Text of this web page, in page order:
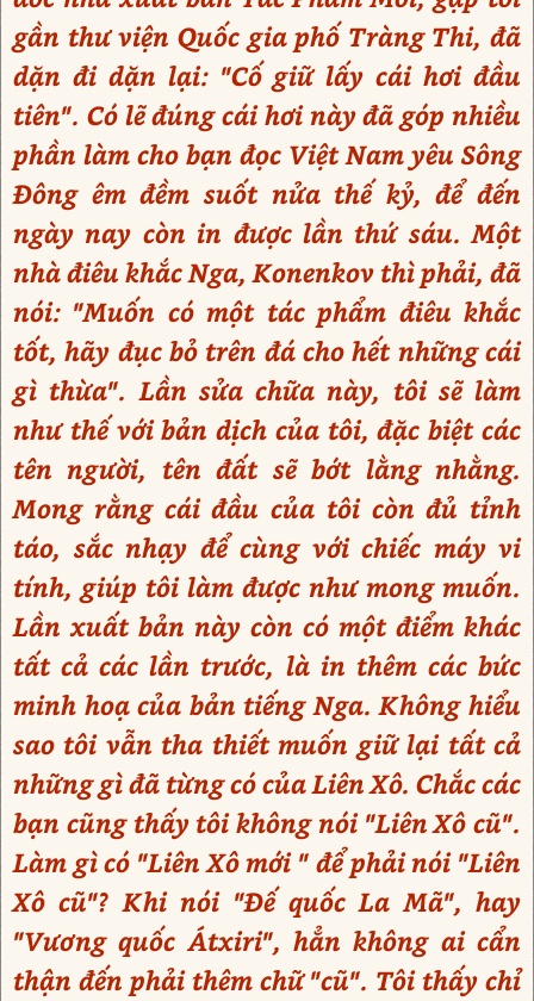
gần thư viện Quốc gia phố Tràng Thi, đã
dặn đi dặn lại: "Cố giữ lấy cái hơi đầu
tiên". Có lẽ đúng cái hơi này đã góp nhiều
phần làm cho bạn đọc Việt Nam yêu Sông
Đông êm đềm suốt nửa thế kỷ, để đến
ngày nay còn in được lần thứ sáu. Một
nhà điêu khắc Nga, Konenkov thì phải, đã
nói: "Muốn có một tác phẩm điêu khắc
tốt, hãy đục bỏ trên đá cho hết những cái
gì thừa". Lần sửa chữa này, tôi sẽ làm
như thế với bản dịch của tôi, đặc biệt các
tên người, tên đất sẽ bớt lằng nhằng.
Mong rằng cái đầu của tôi còn đủ tỉnh
táo, sắc nhạy để cùng với chiếc máy vi
tính, giúp tôi làm được như mong muốn.
Lần xuất bản này còn có một điểm khác
tất cả các lần trước, là in thêm các bức
minh hoạ của bản tiếng Nga. Không hiểu
sao tôi vẫn tha thiết muốn giữ lại tất cả
những gì đã từng có của Liên Xô. Chắc các
bạn cũng thấy tôi không nói "Liên Xô cũ".
Làm gì có "Liên Xô mới " để phải nói "Liên
Xô cũ"? Khi nói "Đế quốc La Mã", hay
"Vương quốc Átxiri", hẳn không ai cẩn
thận đến phải thêm chữ "cũ". Tôi thấy chỉ